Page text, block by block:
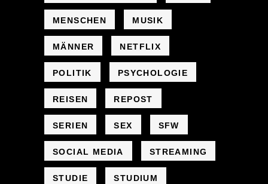
MENSCHEN MUSIK
MÄNNER NETFLIX
POLITIK PSYCHOLOGIE
REISEN REPOST
SERIEN SEX SFW
SOCIAL MEDIA STREAMING
STUDIE STUDIUM